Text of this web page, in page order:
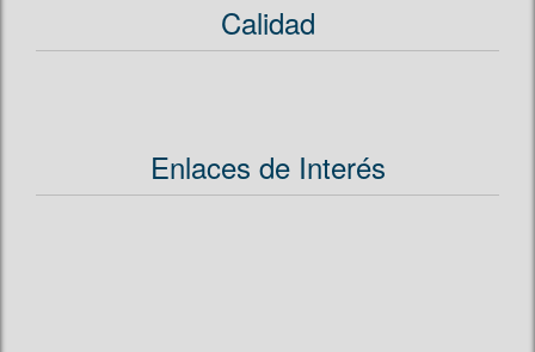
Calidad
Enlaces de Interés